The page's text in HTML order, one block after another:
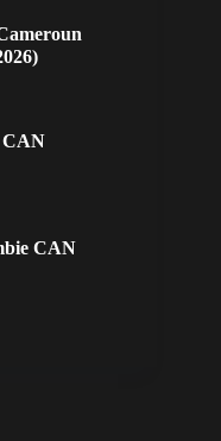
CAN
CAN